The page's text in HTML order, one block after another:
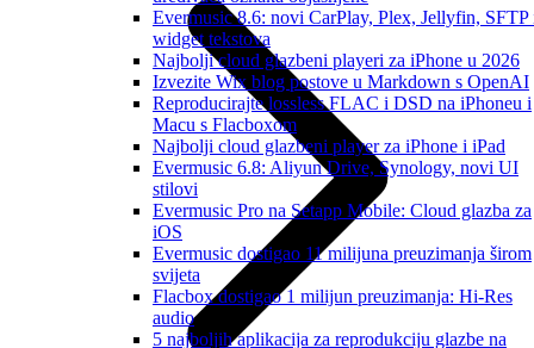
Evermusic 8.6: novi CarPlay, Plex, Jellyfin, SFTP
widget tekstova
Najbolji cloud glazbeni playeri za iPhone u 2026
Izvezite Wix blog postove u Markdown s OpenAI
Reproducirajte lossless FLAC i DSD na iPhoneu i
Macu s Flacboxom
Najbolji cloud glazbeni player za iPhone i iPad
Evermusic 6.8: Aliyun Drive, Synology, novi UI
stilovi
Evermusic Pro na Setapp Mobile: Cloud glazba za
iOS
Evermusic dostigao 11 milijuna preuzimanja širom
svijeta
Flacbox dostigao 1 milijun preuzimanja: Hi-Res
audio
5 najboljih aplikacija za reprodukciju glazbe na